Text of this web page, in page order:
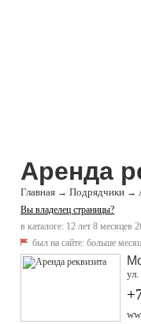
Аренда
Главная → Подрядчики →
Вы владелец страницы?
в каталоге: 12 лет 8 месяцев
был на сайте: больше